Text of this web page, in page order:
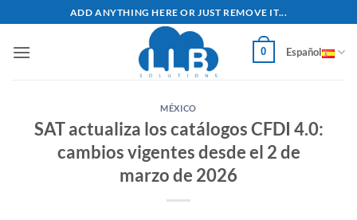
al
contenido
ADD ANYTHING HERE OR JUST REMOVE IT...
0 Español
MÉXICO
SAT actualiza los catálogos CFDI 4.0:
cambios vigentes desde el 2 de
marzo de 2026